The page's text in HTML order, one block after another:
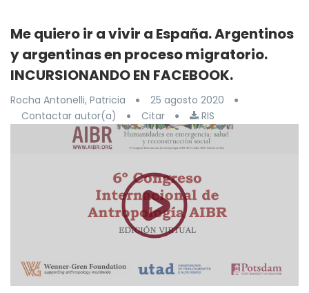
Me quiero ir a vivir a España. Argentinos
y argentinas en proceso migratorio.
INCURSIONANDO EN FACEBOOK.
Rocha Antonelli, Patricia
25 agosto 2020
Contactar autor(a)
Citar RIS